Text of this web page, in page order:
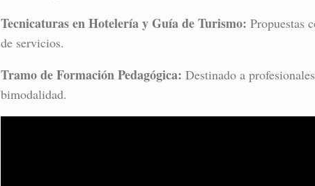
Tecnicaturas en Hotelería y Guía de Turismo:Propuestas
de servicios.
Tramo de Formación Pedagógica:Destinado a
bimodalidad.